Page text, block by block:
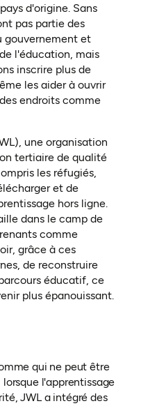
d'origine. Sans
pas partie des
gouvernement et
l'éducation, mais
inscrire plus de
les aider à ouvrir
endroits comme
une organisation
tertiaire de qualité
les réfugiés,
et de
hors ligne.
dans le camp de
comme
grâce à ces
de reconstruire
éducatif, ce
plus épanouissant.
qui ne peut être
l'apprentissage
JWL a intégré des